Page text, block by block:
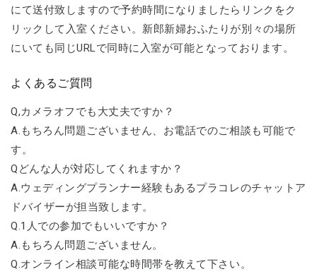
にて送付致しますので予約時間になりましたらリンクをク
リックして入室ください。新郎新婦おふたりが別々の場所
にいても同じURLで同時に入室が可能となっております。
よくあるご質問
Q,カメラオフでも大丈夫ですか？
A.もちろん問題ございません、お電話でのご相談も可能で
す。
Qどんな人が対応してくれますか？
A.ウェディングプランナー経験もあるプラコレのチャットア
ドバイザーが担当致します。
Q.1人での参加でもいいですか？
A.もちろん問題ございません。
Q.オンライン相談可能な時間帯を教えて下さい。